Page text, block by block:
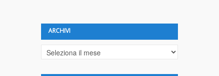
ARCHIVI
Archivi